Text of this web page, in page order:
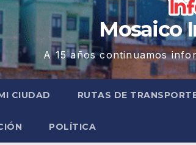
Mosaico
A 15 años continuamos
CIUDAD RUTAS DE
POLÍTICA